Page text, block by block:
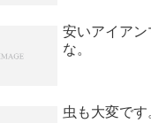
安いアイアン
な。
虫も大変です